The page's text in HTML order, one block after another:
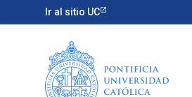
Ir al sitio UC